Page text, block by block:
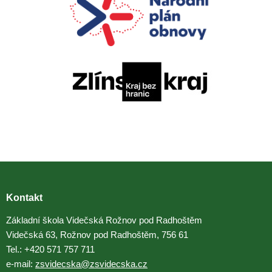
Kontakt
Základní škola Videčská Rožnov pod Radhoštěm
Videčská 63, Rožnov pod Radhoštěm, 756 61
Tel.: +420 571 757 711
e-mail: zsvidecska@zsvidecska.cz